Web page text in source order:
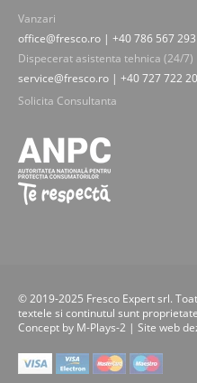
Vanzari
office@fresco.ro | +40 786 567 293
Dispecerat asistenta tehnica (24/7)
service@fresco.ro | +40 727 722
Solicita Consultanta
© 2019-2025 Fresco Expert srl.
textele si continutul sunt
Concept by M-Plays-2 | Site web